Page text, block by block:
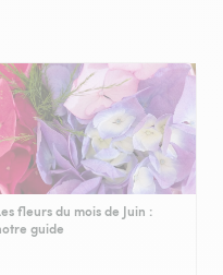
fleurs du mois de Juin :
guide